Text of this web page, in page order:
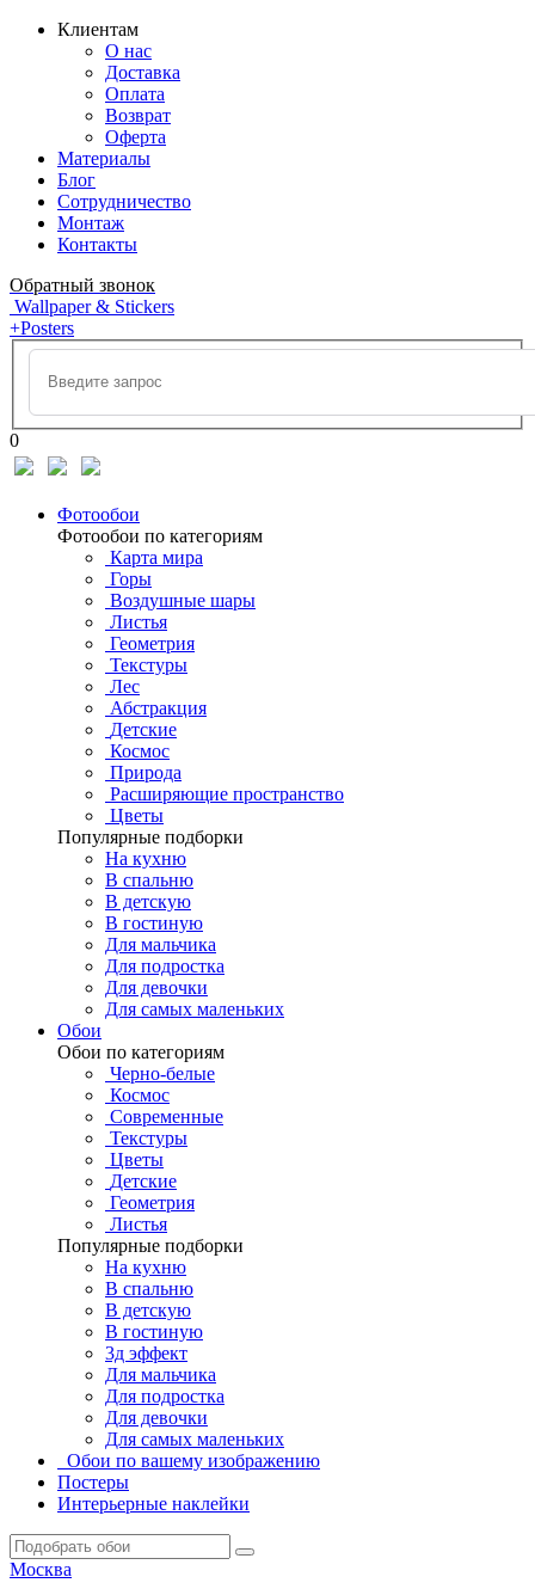
Клиентам
О нас
Доставка
Оплата
Возврат
Оферта
Материалы
Блог
Сотрудничество
Монтаж
Контакты
Обратный звонок
Wallpaper & Stickers
+Posters
0
Фотообои
Фотообои по категориям
Карта мира
Горы
Воздушные шары
Листья
Геометрия
Текстуры
Лес
Абстракция
Детские
Космос
Природа
Расширяющие пространство
Цветы
Популярные подборки
На кухню
В спальню
В детскую
В гостиную
Для мальчика
Для подростка
Для девочки
Для самых маленьких
Обои
Обои по категориям
Черно-белые
Космос
Современные
Текстуры
Цветы
Детские
Геометрия
Листья
Популярные подборки
На кухню
В спальню
В детскую
В гостиную
3д эффект
Для мальчика
Для подростка
Для девочки
Для самых маленьких
Обои по вашему изображению
Постеры
Интерьерные наклейки
Москва